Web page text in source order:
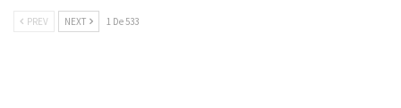
PREV NEXT 1 De 533